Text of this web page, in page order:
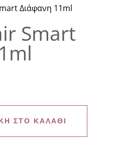
Διάφανη 11ml
Smart
ΣΤΟ ΚΑΛΆΘΙ